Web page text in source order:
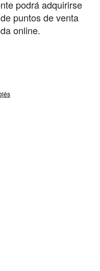
podrá adquirirse
puntos de venta
online.